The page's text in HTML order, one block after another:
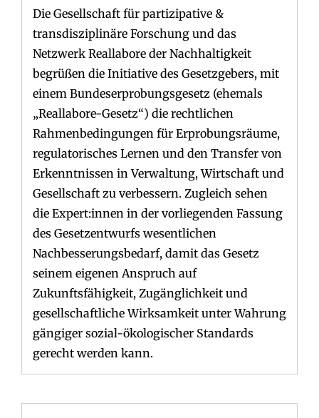
Die Gesellschaft für partizipative &
transdisziplinäre Forschung und das
Netzwerk Reallabore der Nachhaltigkeit
begrüßen die Initiative des Gesetzgebers, mit
einem Bundeserprobungsgesetz (ehemals
„Reallabore-Gesetz“) die rechtlichen
Rahmenbedingungen für Erprobungsräume,
regulatorisches Lernen und den Transfer von
Erkenntnissen in Verwaltung, Wirtschaft und
Gesellschaft zu verbessern. Zugleich sehen
die Expert:innen in der vorliegenden Fassung
des Gesetzentwurfs wesentlichen
Nachbesserungsbedarf, damit das Gesetz
seinem eigenen Anspruch auf
Zukunftsfähigkeit, Zugänglichkeit und
gesellschaftliche Wirksamkeit unter Wahrung
gängiger sozial-ökologischer Standards
gerecht werden kann.